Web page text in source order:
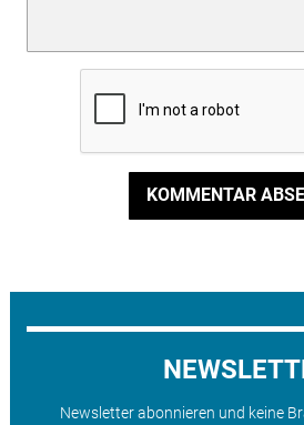
KOMMENTAR
Newsletter abonnieren und keine